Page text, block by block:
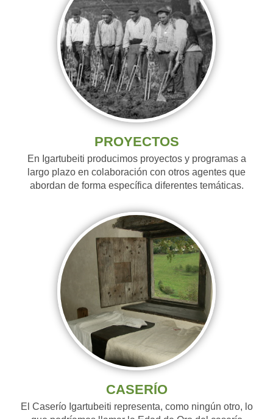
PROYECTOS
En Igartubeiti producimos proyectos y programas a
largo plazo en colaboración con otros agentes que
abordan de forma específica diferentes temáticas.
CASERÍO
El Caserío Igartubeiti representa, como ningún otro, lo